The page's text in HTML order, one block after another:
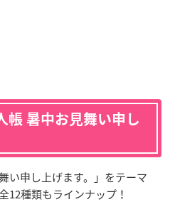
帳 暑中お見舞い申し
い申し上げます。」をテーマ
12種類もラインナップ！